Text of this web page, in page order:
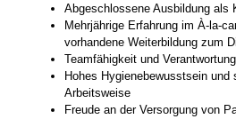
Abgeschlossene Ausbildung als
Mehrjährige Erfahrung im À-la-
vorhandene Weiterbildung zum
Teamfähigkeit und
Hohes Hygienebewusstsein und
Arbeitsweise
Freude an der Versorgung von